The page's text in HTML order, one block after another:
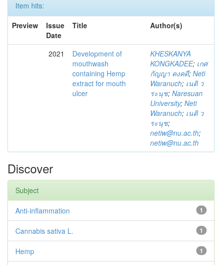
Item hits:
Preview
Issue
Date
Title Author(s)
2021
Development of
mouthwash
containing Hemp
extract for mouth
ulcer
KHESKANYA
KONGKADEE; เกศ
กัญญา คงคดี; Neti
Waranuch; เนติ ว
ระนุช; Naresuan
University; Neti
Waranuch; เนติ ว
ระนุช;
netiw@nu.ac.th;
netiw@nu.ac.th
Discover
Subject
1
Anti-inflammation
1
Cannabis sativa L.
1
Hemp